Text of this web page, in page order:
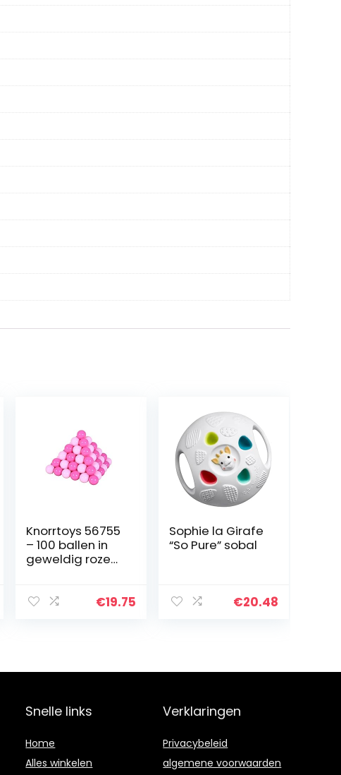
Knorrtoys 56755
– 100 ballen in
geweldig roze
weekmakers Ø6
€19.75
Sophie la Girafe
“So Pure” sobal
€20.48
Snelle links
Home
Alles winkelen
Verklaringen
Privacybeleid
algemene voorwaarden